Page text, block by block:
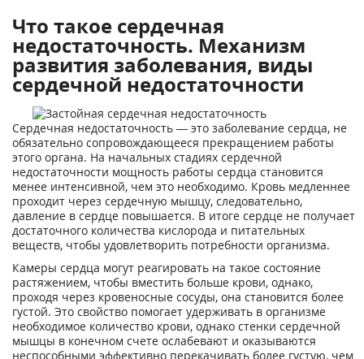
Что такое сердечная
недостаточность. Механизм
развития заболевания, виды
сердечной недостаточности
Сердечная недостаточность — это заболевание сердца, не
обязательно сопровождающееся прекращением работы
этого органа. На начальных стадиях сердечной
недостаточности мощность работы сердца становится
менее интенсивной, чем это необходимо. Кровь медленнее
проходит через сердечную мышцу, следовательно,
давление в сердце повышается. В итоге сердце не получает
достаточного количества кислорода и питательных
веществ, чтобы удовлетворить потребности организма.
Камеры сердца могут реагировать на такое состояние
растяжением, чтобы вместить больше крови, однако,
проходя через кровеносные сосуды, она становится более
густой. Это свойство помогает удерживать в организме
необходимое количество крови, однако стенки сердечной
мышцы в конечном счете ослабевают и оказываются
неспособными эффективно перекачивать более густую, чем